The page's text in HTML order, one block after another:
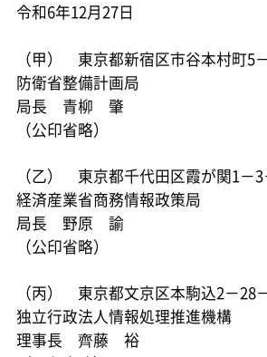
令和6年12月27日
（甲） 東京都新宿区市谷本村町5
防衛省整備計画局
局長 青柳 肇
（公印省略）
（乙） 東京都千代田区霞が関1－3
経済産業省商務情報政策局
局長 野原 諭
（公印省略）
（丙） 東京都文京区本駒込2－28
独立行政法人情報処理推進機構
理事長 齊藤 裕